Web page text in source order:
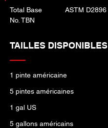
Total Base
No. TBN
ASTM D2896
TAILLES DISPONIBLES
1 pinte américaine
5 pintes américaines
1 gal US
5 gallons américains